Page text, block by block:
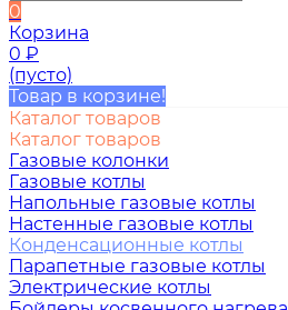
0
Корзина
0 ₽
(пусто)
Товар в корзине!
Каталог товаров
Каталог товаров
Газовые колонки
Газовые котлы
Напольные газовые котлы
Настенные газовые котлы
Конденсационные котлы
Парапетные газовые котлы
Электрические котлы